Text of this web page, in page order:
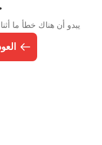
يبدو أن هناك خطأ ما